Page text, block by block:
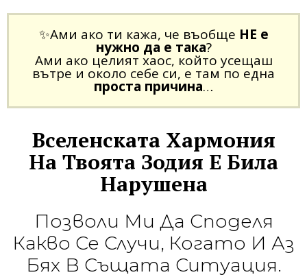
✨Ами ако ти кажа, че въобще НЕ е
нужно да е така?
Ами ако целият хаос, който усещаш
вътре и около себе си, е там по една
проста причина…
Вселенската Хармония
На Твоята Зодия Е Била
Нарушена
Позволи Ми Да Споделя
Какво Се Случи, Когато И Аз
Бях В Същата Ситуация.